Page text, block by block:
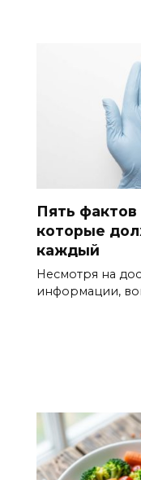
Пять
которые
каждый
Несмотря на
информации,